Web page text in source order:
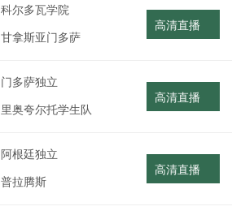
科尔多瓦学院
甘拿斯亚门多萨
高清直播
门多萨独立
里奥夸尔托学生队
高清直播
阿根廷独立
普拉腾斯
高清直播